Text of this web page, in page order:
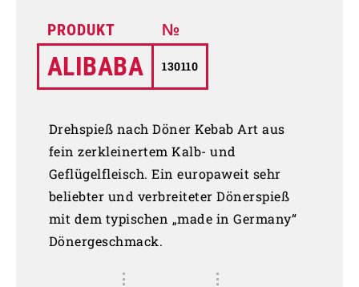
ALIBABA 130110
Drehspieß nach Döner Kebab Art aus
fein zerkleinertem Kalb- und
Geflügelfleisch. Ein europaweit sehr
beliebter und verbreiteter Dönerspieß
mit dem typischen „made in Germany“
Dönergeschmack.